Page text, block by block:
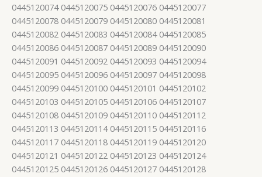
0445120074 0445120075 0445120076 0445120077
0445120078 0445120079 0445120080 0445120081
0445120082 0445120083 0445120084 0445120085
0445120086 0445120087 0445120089 0445120090
0445120091 0445120092 0445120093 0445120094
0445120095 0445120096 0445120097 0445120098
0445120099 0445120100 0445120101 0445120102
0445120103 0445120105 0445120106 0445120107
0445120108 0445120109 0445120110 0445120112
0445120113 0445120114 0445120115 0445120116
0445120117 0445120118 0445120119 0445120120
0445120121 0445120122 0445120123 0445120124
0445120125 0445120126 0445120127 0445120128